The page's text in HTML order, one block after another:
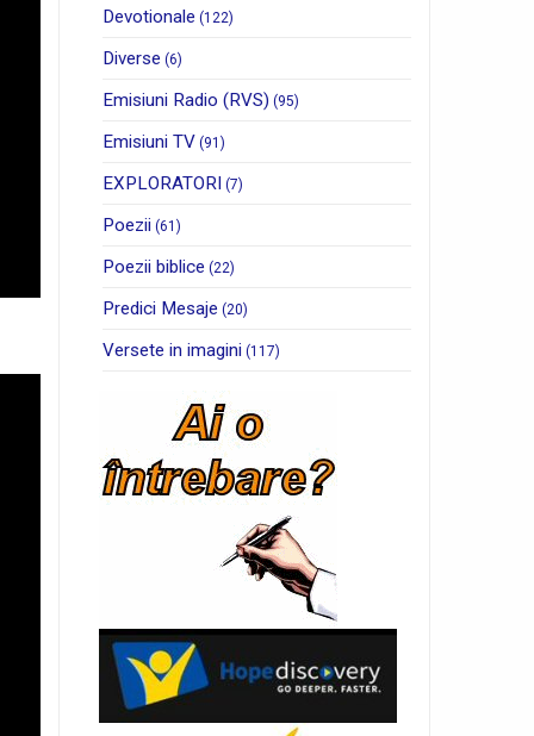
Devotionale (122)
Diverse (6)
Emisiuni Radio (RVS) (95)
Emisiuni TV (91)
EXPLORATORI (7)
Poezii (61)
Poezii biblice (22)
Predici Mesaje (20)
Versete in imagini (117)